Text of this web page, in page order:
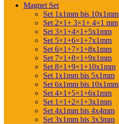
Magnet Set
Set 1x1mm bis 10x1mm
Set 2×1+ 3×1+ 4×1 mm
Set 3×1+4×1+5x1mm
Set 5×1+6×1+7x1mm
Set 6×1+7×1+8x1mm
Set 7×1+8×1+9x1mm
Set 8×1+9×1+10x1mm
Set 1x1mm bis 5x1mm
Set 6x1mm bis 10x1mm
Set 4×1+5×1+6x1mm
Set 1×1+2×1+3x1mm
Set 4x1mm bis 4x4mm
Set 3x1mm bis 3x3mm